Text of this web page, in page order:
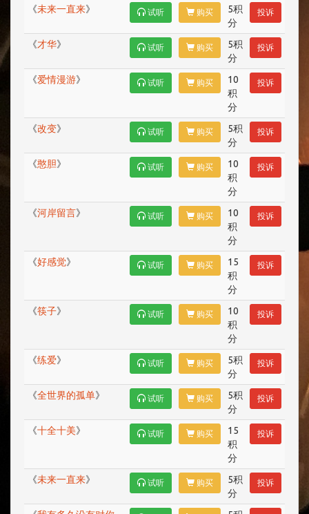
《未来一直来》 试听 购买
5积
分
投诉
《才华》 试听 购买
5积
分
投诉
《爱情漫游》 试听 购买
10
积
分
投诉
《改变》 试听 购买
5积
分
投诉
《憨胆》 试听 购买
10
积
分
投诉
《河岸留言》 试听 购买
10
积
分
投诉
《好感觉》 试听 购买
15
积
分
投诉
《筷子》 试听 购买
10
积
分
投诉
《练爱》 试听 购买
5积
分
投诉
《全世界的孤单》 试听 购买
5积
分
投诉
《十全十美》 试听 购买
15
积
分
投诉
《未来一直来》 试听 购买
5积
分
投诉